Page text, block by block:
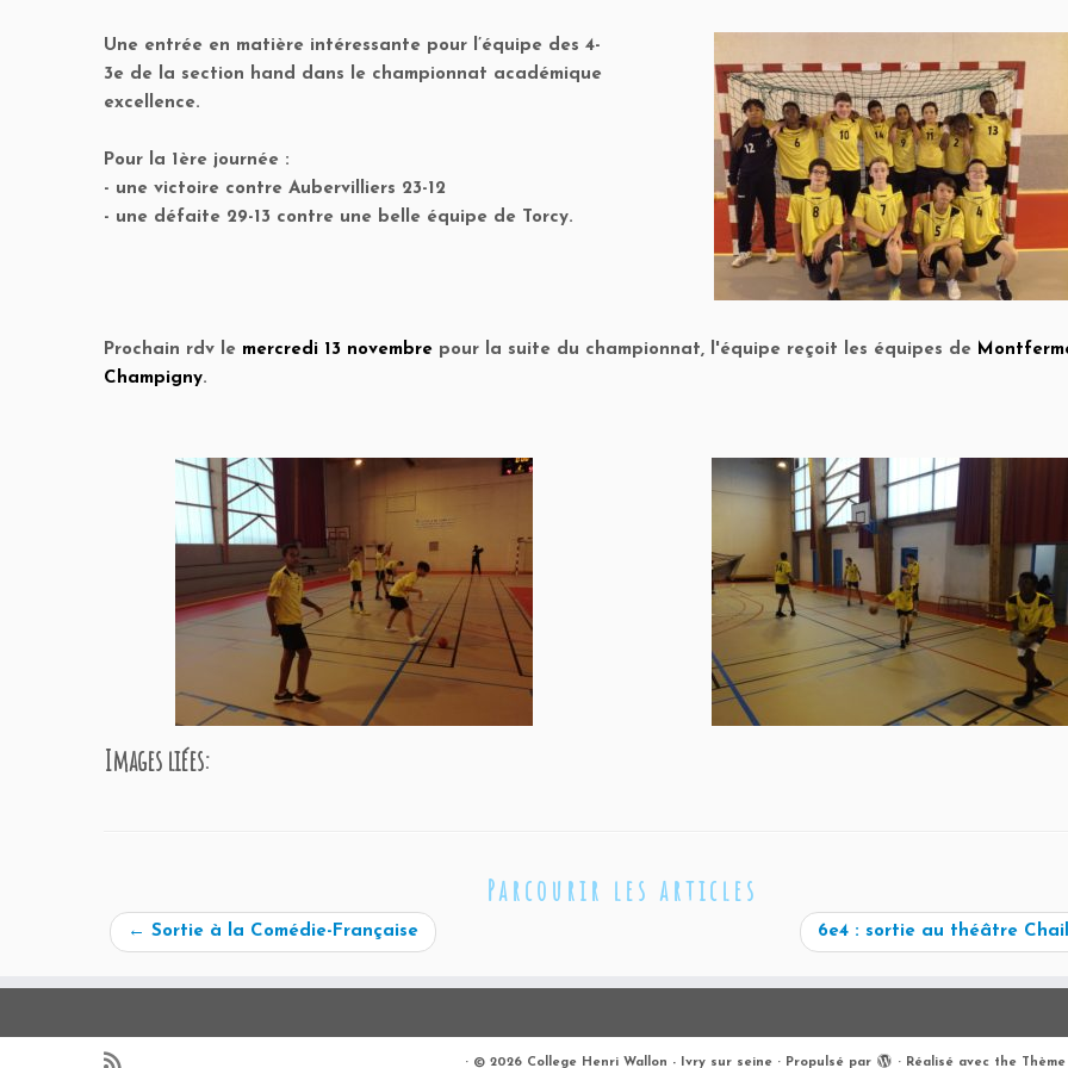
Une entrée en matière intéressante pour l’équipe des 4-
3e de la section hand dans le championnat académique
excellence.
Pour la 1ère journée :
- une victoire contre Aubervilliers 23-12
- une défaite 29-13 contre une belle équipe de Torcy.
Prochain rdv le mercredi 13 novembre pour la suite du championnat, l'équipe reçoit les équipes de
Champigny.
Images liées:
Parcourir les articles
← Sortie à la Comédie-Française 6e4 : sortie au théâtre
· © 2026 College Henri Wallon - Ivry sur seine · Propulsé par · Réalisé avec the